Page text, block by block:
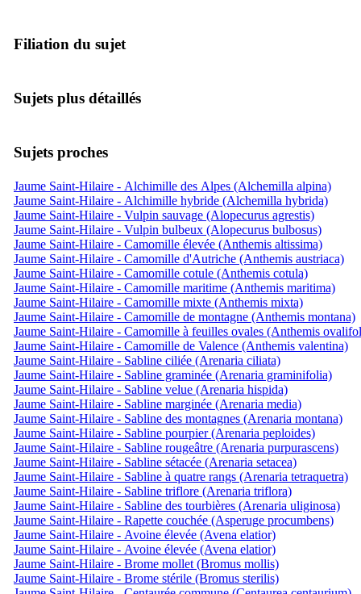
Filiation du sujet
Sujets plus détaillés
Sujets proches
Jaume Saint-Hilaire - Alchimille des Alpes (Alchemilla alpina)
Jaume Saint-Hilaire - Alchimille hybride (Alchemilla hybrida)
Jaume Saint-Hilaire - Vulpin sauvage (Alopecurus agrestis)
Jaume Saint-Hilaire - Vulpin bulbeux (Alopecurus bulbosus)
Jaume Saint-Hilaire - Camomille élevée (Anthemis altissima)
Jaume Saint-Hilaire - Camomille d'Autriche (Anthemis austriaca)
Jaume Saint-Hilaire - Camomille cotule (Anthemis cotula)
Jaume Saint-Hilaire - Camomille maritime (Anthemis maritima)
Jaume Saint-Hilaire - Camomille mixte (Anthemis mixta)
Jaume Saint-Hilaire - Camomille de montagne (Anthemis montana)
Jaume Saint-Hilaire - Camomille à feuilles ovales (Anthemis
Jaume Saint-Hilaire - Camomille de Valence (Anthemis valentina)
Jaume Saint-Hilaire - Sabline ciliée (Arenaria ciliata)
Jaume Saint-Hilaire - Sabline graminée (Arenaria graminifolia)
Jaume Saint-Hilaire - Sabline velue (Arenaria hispida)
Jaume Saint-Hilaire - Sabline marginée (Arenaria media)
Jaume Saint-Hilaire - Sabline des montagnes (Arenaria montana)
Jaume Saint-Hilaire - Sabline pourpier (Arenaria peploides)
Jaume Saint-Hilaire - Sabline rougeâtre (Arenaria purpurascens)
Jaume Saint-Hilaire - Sabline sétacée (Arenaria setacea)
Jaume Saint-Hilaire - Sabline à quatre rangs (Arenaria tetraquetra)
Jaume Saint-Hilaire - Sabline triflore (Arenaria triflora)
Jaume Saint-Hilaire - Sabline des tourbières (Arenaria uliginosa)
Jaume Saint-Hilaire - Rapette couchée (Asperuge procumbens)
Jaume Saint-Hilaire - Avoine élevée (Avena elatior)
Jaume Saint-Hilaire - Avoine élevée (Avena elatior)
Jaume Saint-Hilaire - Brome mollet (Bromus mollis)
Jaume Saint-Hilaire - Brome stérile (Bromus sterilis)